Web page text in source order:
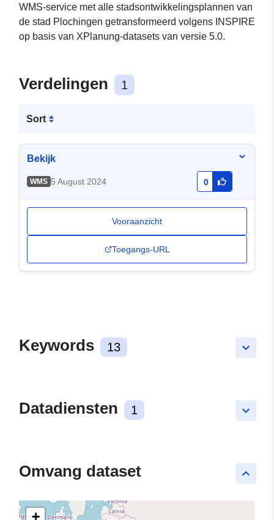
WMS-service met alle stadsontwikkelingsplannen van
de stad Plochingen getransformeerd volgens INSPIRE
op basis van XPlanung-datasets van versie 5.0.
Verdelingen 1
Sort
Bekijk
WMS 5 August 2024 0
Vooraanzicht
Toegangs-URL
keyboard_arrow_down
Keywords 13
keyboard_arrow_down
Datadiensten 1
keyboard_arrow_up
Omvang dataset
+